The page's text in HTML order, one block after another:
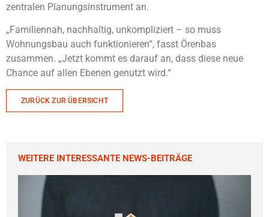
zentralen Planungsinstrument an.
„Familiennah, nachhaltig, unkompliziert – so muss
Wohnungsbau auch funktionieren“, fasst Örenbas
zusammen. „Jetzt kommt es darauf an, dass diese neue
Chance auf allen Ebenen genutzt wird.“
ZURÜCK ZUR ÜBERSICHT
WEITERE INTERESSANTE NEWS-BEITRÄGE